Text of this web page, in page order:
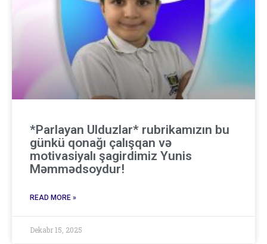
*Parlayan Ulduzlar* rubrikamızın bu
günkü qonağı çalışqan və
motivasiyalı şagirdimiz Yunis
Məmmədsoydur!
READ MORE »
Dekabr 15, 2025